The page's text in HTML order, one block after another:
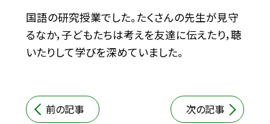
国語の研究授業でした。たくさんの先生が見守
るなか，子どもたちは考えを友達に伝えたり，聴
いたりして学びを深めていました。
前の記事 次の記事